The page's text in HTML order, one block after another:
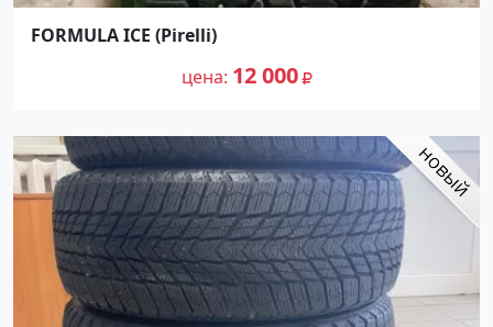
FORMULA ICE (Pirelli)
цена 12 000